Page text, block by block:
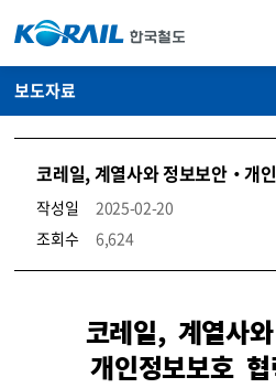
보도자료
코레일, 계열사와 정보보안‧개
작성일
2025-02-20
조회수
6,624
뉴스·홍보_보도자료 상세보기 – 내용, 파일, 담당자 연락처로 구성
코레일, 계열사
개인정보보호